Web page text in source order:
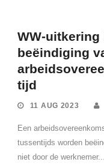
WW-
beëindiging
tijd
11 AUG 2023
Een
tussentijds worden
niet door de